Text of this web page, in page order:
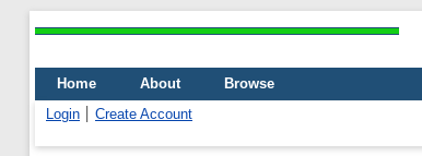
Home About
Browse
Login
Create Account